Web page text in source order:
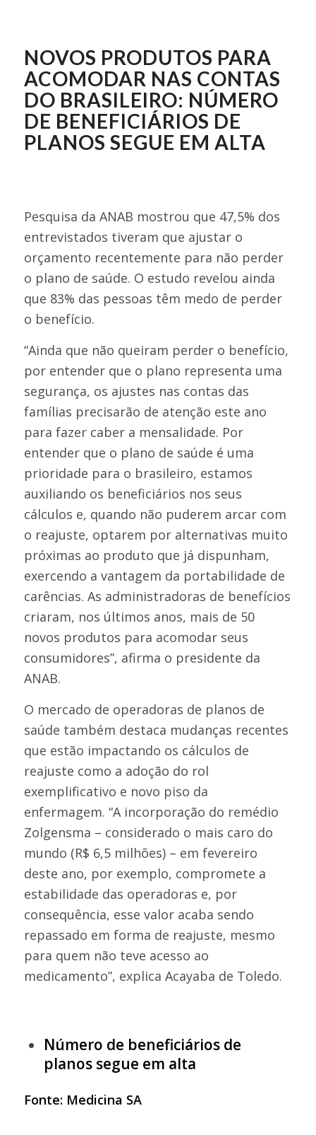
NOVOS PRODUTOS PARA
ACOMODAR NAS CONTAS
DO BRASILEIRO: NÚMERO
DE BENEFICIÁRIOS DE
PLANOS SEGUE EM ALTA
Pesquisa da ANAB mostrou que 47,5% dos
entrevistados tiveram que ajustar o
orçamento recentemente para não perder
o plano de saúde. O estudo revelou ainda
que 83% das pessoas têm medo de perder
o benefício.
“Ainda que não queiram perder o benefício,
por entender que o plano representa uma
segurança, os ajustes nas contas das
famílias precisarão de atenção este ano
para fazer caber a mensalidade. Por
entender que o plano de saúde é uma
prioridade para o brasileiro, estamos
auxiliando os beneficiários nos seus
cálculos e, quando não puderem arcar com
o reajuste, optarem por alternativas muito
próximas ao produto que já dispunham,
exercendo a vantagem da portabilidade de
carências. As administradoras de benefícios
criaram, nos últimos anos, mais de 50
novos produtos para acomodar seus
consumidores”, afirma o presidente da
ANAB.
O mercado de operadoras de planos de
saúde também destaca mudanças recentes
que estão impactando os cálculos de
reajuste como a adoção do rol
exemplificativo e novo piso da
enfermagem. “A incorporação do remédio
Zolgensma – considerado o mais caro do
mundo (R$ 6,5 milhões) – em fevereiro
deste ano, por exemplo, compromete a
estabilidade das operadoras e, por
consequência, esse valor acaba sendo
repassado em forma de reajuste, mesmo
para quem não teve acesso ao
medicamento”, explica Acayaba de Toledo.
Número de beneficiários de
planos segue em alta
Fonte: Medicina SA